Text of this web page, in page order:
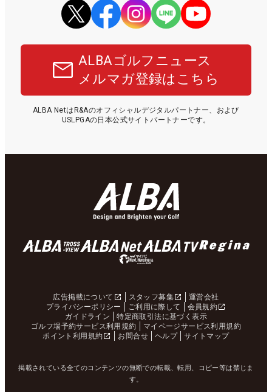
ALBAゴルフニュース
メルマガ登録はこちら
ALBA NetはR&Aのオフィシャルデジタルパートナー、および
USLPGAの日本公式サイトパートナーです。
広告掲載について スタッフ募集
運営会社
プライバシーポリシー
ご利用に際して
会員規約
ガイドライン
特定商取引法に基づく表示
ゴルフ場予約サービス利用規約
マイページサービス利用規約
ポイント利用規約
お問合せ ヘルプ サイトマップ
掲載されている全てのコンテンツの無断での転載、転用、コピー等は禁じま
す。